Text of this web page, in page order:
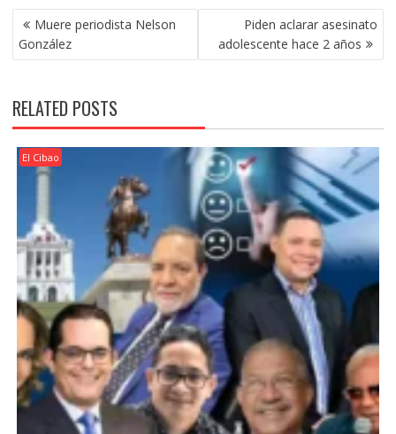
POST
NAVIGATION
Muere periodista Nelson
González
Piden aclarar asesinato
adolescente hace 2 años
RELATED POSTS
El Cibao